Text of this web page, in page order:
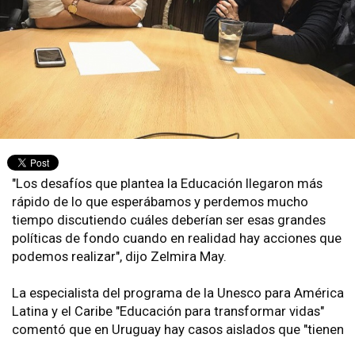
"Los desafíos que plantea la Educación llegaron más
rápido de lo que esperábamos y perdemos mucho
tiempo discutiendo cuáles deberían ser esas grandes
políticas de fondo cuando en realidad hay acciones que
podemos realizar", dijo Zelmira May.
La especialista del programa de la Unesco para América
Latina y el Caribe "Educación para transformar vidas"
comentó que en Uruguay hay casos aislados que "tienen